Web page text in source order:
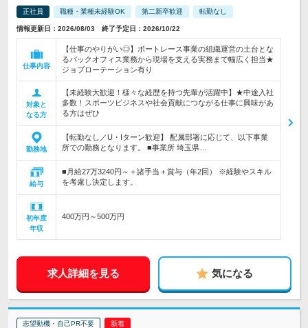
正社員 職種・業種未経験OK 第二新卒歓迎 転勤なし
情報更新日：2026/08/03 終了予定日：2026/10/22
仕事内容
【仕事のやりがい◎】ボートレース事業の組織運営の土台とな
るバックオフィス業務から現場を支える実務まで幅広く担当★
ジョブローテーション有り
対象と
なる方
【未経験大歓迎！様々な経歴を持つ先輩が活躍中】★中途入社
多数！スポーツビジネスや社会貢献につながる仕事に興味があ
る方はぜひ
勤務地
【転勤なし／U・Iターン歓迎】 配属部署に応じて、以下事業
所での勤務となります。 ■事業所 埼玉県…
給与
■月給27万3240円～＋諸手当＋賞与（年2回） ※経験やスキル
を考慮し決定します。
初年度
年収
400万円～500万円
求人詳細を見る 気になる
志望動機・自己PR不要